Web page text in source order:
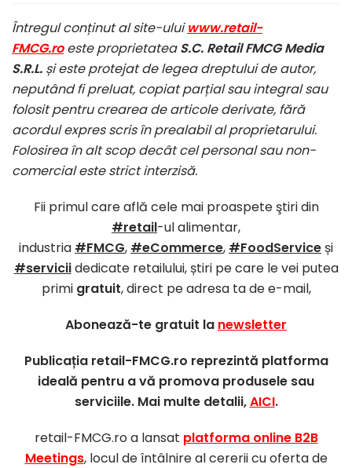
Întregul conținut al site-uluiwww.retail-
FMCG.roeste proprietateaS.C. Retail FMCG Media
S.R.L. și este protejat de legea dreptului de autor,
neputând fi preluat, copiat parțial sau integral sau
folosit pentru crearea de articole derivate, fără
acordul expres scris în prealabil al proprietarului.
Folosirea în alt scop decât cel personal sau non-
comercial este strict interzisă.
Fii primul care află cele mai proaspete ştiri din
#retail-ul alimentar,
industria #FMCG, #eCommerce, #FoodServiceși
#serviciidedicate retailului, știri pe care le vei putea
primi gratuit, direct pe adresa ta de e-mail,
Abonează-te gratuit la newsletter
Publicația retail-FMCG.ro reprezintă platforma
ideală pentru a vă promova produsele sau
serviciile. Mai multe detalii,AICI.
retail-FMCG.ro a lansat platforma online B2B
Meetings, locul de întâlnire al cererii cu oferta de